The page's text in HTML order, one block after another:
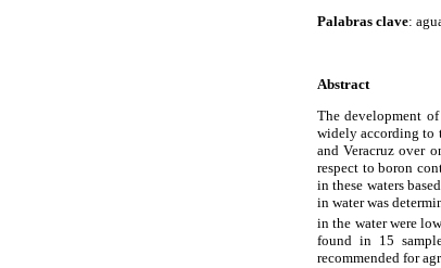
Palabras clave:
Abstract
The development
widely according to
and Veracruz over
respect to boron
in these waters
in water was
in the water were
found in 15
recommended for